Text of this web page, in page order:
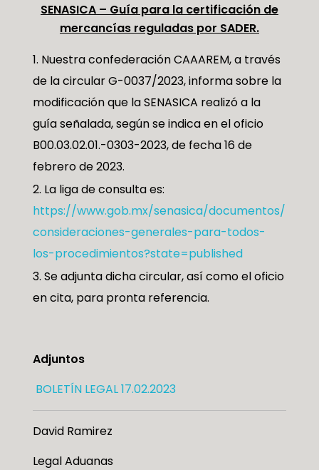
SENASICA – Guía para la certificación de
mercancías reguladas por SADER.
Nuestra confederación CAAAREM, a través
de la circular G-0037/2023, informa sobre la
modificación que la SENASICA realizó a la
guía señalada, según se indica en el oficio
B00.03.02.01.-0303-2023, de fecha 16 de
febrero de 2023.
La liga de consulta es:
https://www.gob.mx/senasica/documentos/
consideraciones-generales-para-todos-
los-procedimientos?state=published
Se adjunta dicha circular, así como el oficio
en cita, para pronta referencia.
Adjuntos
BOLETÍN LEGAL 17.02.2023
David Ramirez
Legal Aduanas